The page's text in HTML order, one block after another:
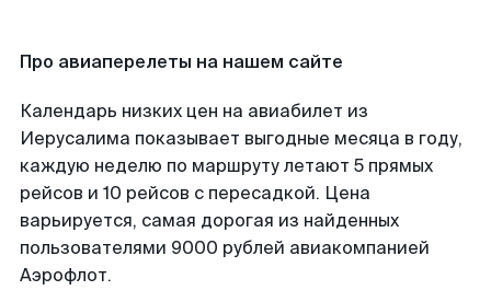
Про авиаперелеты на нашем сайте
Календарь низких цен на авиабилет из
Иерусалима показывает выгодные месяца в году,
каждую неделю по маршруту летают 5 прямых
рейсов и 10 рейсов с пересадкой. Цена
варьируется, самая дорогая из найденных
пользователями 9000 рублей авиакомпанией
Аэрофлот.